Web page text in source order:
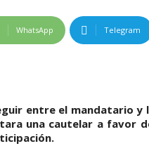
WhatsApp Telegram
entre el mandatario
una cautelar a favor